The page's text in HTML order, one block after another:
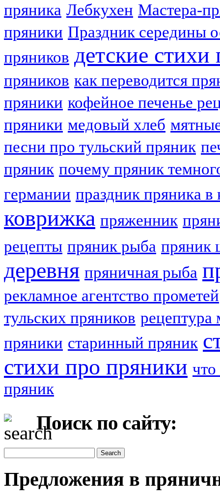
пряника Лебкухен Мастера-
пряники Праздник середины
пряников детские
пряников как переводится
пряники кофейное печенье
пряники медовый хлеб
песни про тульский пряник
пряник почему пряник
германии праздник пряника в
коврижка пряженник
рецепты пряник рыба пряник
деревня пряничная рыба
рекламное агентство прометей
тульских пряников рецептура
пряники старинный пряник
стихи про пряники что
пряник
Поиск по сайту:
Предложения в